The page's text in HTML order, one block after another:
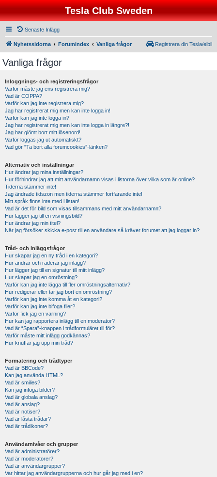
Tesla Club Sweden
Senaste Inlägg
Nyhetssidorna Forumindex Vanliga frågor Registrera din Tesla/elbil
Vanliga frågor
Inloggnings- och registreringsfrågor
Varför måste jag ens registrera mig?
Vad är COPPA?
Varför kan jag inte registrera mig?
Jag har registrerat mig men kan inte logga in!
Varför kan jag inte logga in?
Jag har registrerat mig men kan inte logga in längre?!
Jag har glömt bort mitt lösenord!
Varför loggas jag ut automatiskt?
Vad gör “Ta bort alla forumcookies”-länken?
Alternativ och inställningar
Hur ändrar jag mina inställningar?
Hur förhindrar jag att mitt användarnamn visas i listorna över vilka som är online?
Tiderna stämmer inte!
Jag ändrade tidszon men tiderna stämmer fortfarande inte!
Mitt språk finns inte med i listan!
Vad är det för bild som visas tillsammans med mitt användarnamn?
Hur lägger jag till en visningsbild?
Hur ändrar jag min titel?
När jag försöker skicka e-post till en användare så kräver forumet att jag loggar in?
Tråd- och inläggsfrågor
Hur skapar jag en ny tråd i en kategori?
Hur ändrar och raderar jag inlägg?
Hur lägger jag till en signatur till mitt inlägg?
Hur skapar jag en omröstning?
Varför kan jag inte lägga till fler omröstningsalternativ?
Hur redigerar eller tar jag bort en omröstning?
Varför kan jag inte komma åt en kategori?
Varför kan jag inte bifoga filer?
Varför fick jag en varning?
Hur kan jag rapportera inlägg till en moderator?
Vad är “Spara”-knappen i trådformuläret till för?
Varför måste mitt inlägg godkännas?
Hur knuffar jag upp min tråd?
Formatering och trådtyper
Vad är BBCode?
Kan jag använda HTML?
Vad är smilies?
Kan jag infoga bilder?
Vad är globala anslag?
Vad är anslag?
Vad är notiser?
Vad är låsta trådar?
Vad är trådikoner?
Användarnivåer och grupper
Vad är administratörer?
Vad är moderatorer?
Vad är användargrupper?
Var hittar jag användargrupperna och hur går jag med i en?